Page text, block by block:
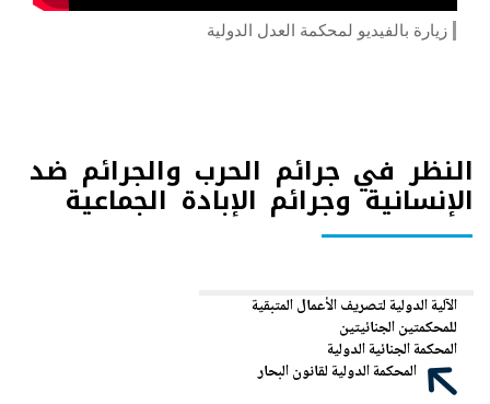
زيارة بالفيديو لمحكمة العدل الدولية
النظر في جرائم الحرب والجرائم ضد
الإنسانية وجرائم الإبادة الجماعية
الآلية الدولية لتصريف الأعمال المتبقية
للمحكمتين الجنائيتين
المحكمة الجنائية الدولية
المحكمة الدولية لقانون البحار